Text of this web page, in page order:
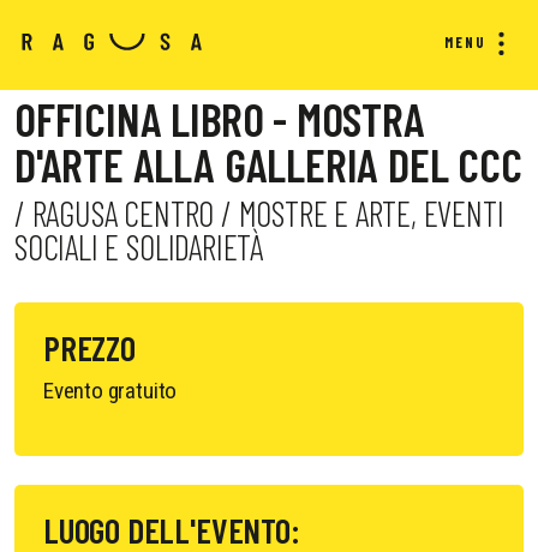
MENU
OFFICINA LIBRO - MOSTRA
D'ARTE ALLA GALLERIA DEL CCC
/ RAGUSA CENTRO / MOSTRE E ARTE, EVENTI
SOCIALI E SOLIDARIETÀ
PREZZO
Evento gratuito
LUOGO DELL'EVENTO: